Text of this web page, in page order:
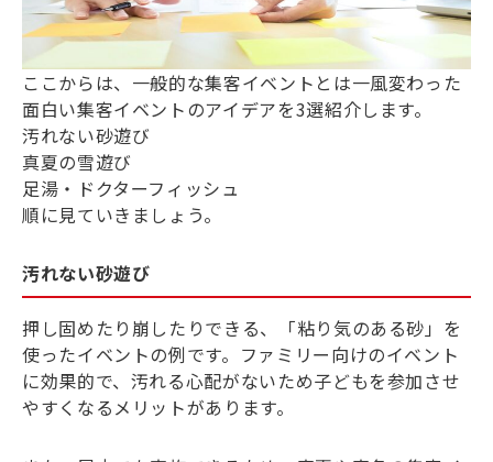
ここからは、一般的な集客イベントとは一風変わった
面白い集客イベントのアイデアを3選紹介します。
汚れない砂遊び
真夏の雪遊び
足湯・ドクターフィッシュ
順に見ていきましょう。
汚れない砂遊び
押し固めたり崩したりできる、「粘り気のある砂」を
使ったイベントの例です。ファミリー向けのイベント
に効果的で、汚れる心配がないため子どもを参加させ
やすくなるメリットがあります。